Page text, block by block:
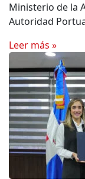
Ministerio de la
Autoridad
Leer más »